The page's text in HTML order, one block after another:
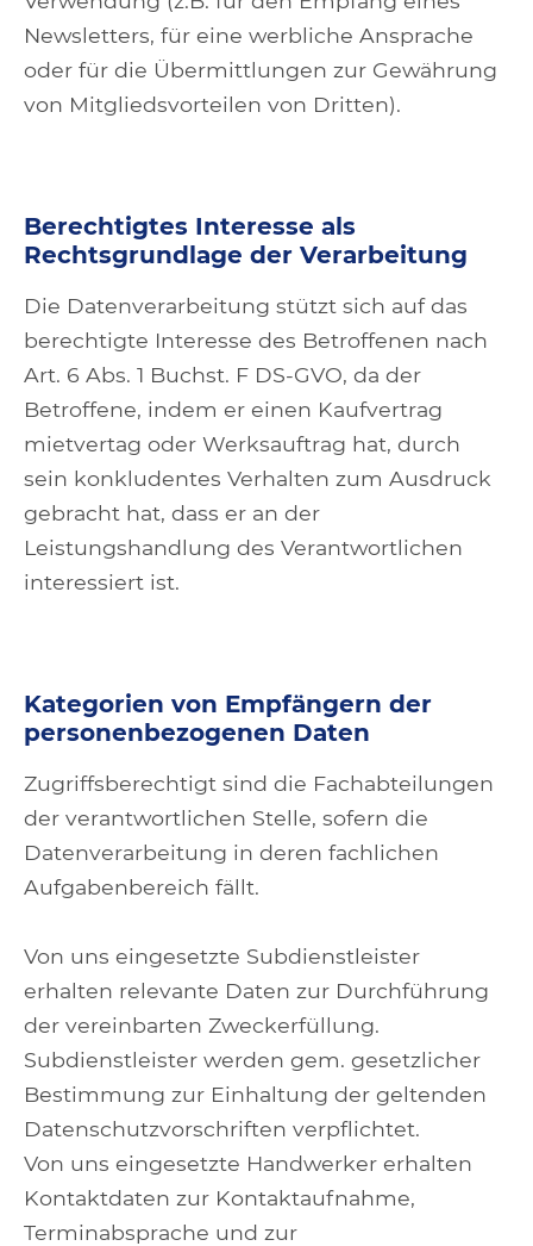
Newsletters, für eine werbliche Ansprache
oder für die Übermittlungen zur Gewährung
von Mitgliedsvorteilen von Dritten).
Berechtigtes Interesse als
Rechtsgrundlage der Verarbeitung
Die Datenverarbeitung stützt sich auf das
berechtigte Interesse des Betroffenen nach
Art. 6 Abs. 1 Buchst. F DS-GVO, da der
Betroffene, indem er einen Kaufvertrag
mietvertag oder Werksauftrag hat, durch
sein konkludentes Verhalten zum Ausdruck
gebracht hat, dass er an der
Leistungshandlung des Verantwortlichen
interessiert ist.
Kategorien von Empfängern der
personenbezogenen Daten
Zugriffsberechtigt sind die Fachabteilungen
der verantwortlichen Stelle, sofern die
Datenverarbeitung in deren fachlichen
Aufgabenbereich fällt.
Von uns eingesetzte Subdienstleister
erhalten relevante Daten zur Durchführung
der vereinbarten Zweckerfüllung.
Subdienstleister werden gem. gesetzlicher
Bestimmung zur Einhaltung der geltenden
Datenschutzvorschriften verpflichtet.
Von uns eingesetzte Handwerker erhalten
Kontaktdaten zur Kontaktaufnahme,
Terminabsprache und zur